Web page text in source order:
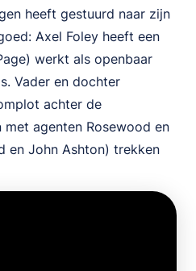
heeft gestuurd naar zijn
Axel Foley heeft een
werkt als openbaar
Vader en dochter
achter de
agenten Rosewood en
en John Ashton) trekken